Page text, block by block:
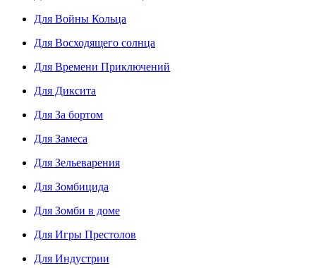
Для Войны Кольца
Для Восходящего солнца
Для Времени Приключений
Для Диксита
Для За бортом
Для Замеса
Для Зельеварения
Для Зомбицида
Для Зомби в доме
Для Игры Престолов
Для Индустрии